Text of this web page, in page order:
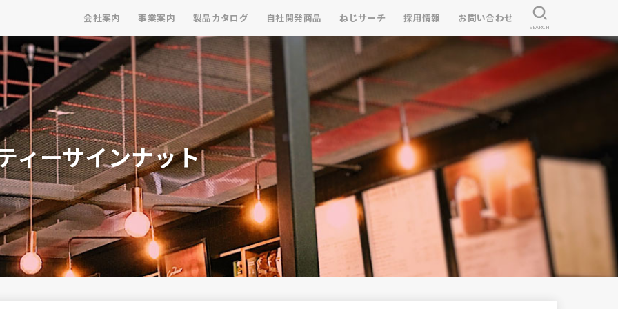
会社案内 事業案内 製品カタログ 自社開発商品 ねじサーチ 採用情報 お問い合わせ
SEARCH
ィーサインナット